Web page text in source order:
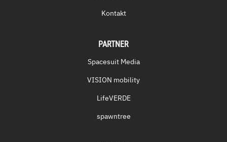
Kontakt
PARTNER
Spacesuit Media
VISION mobility
LifeVERDE
spawntree